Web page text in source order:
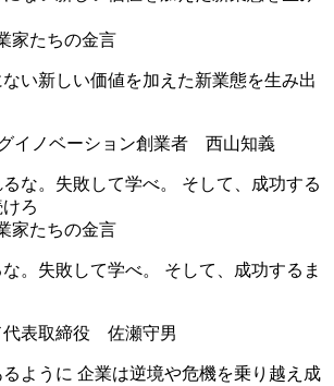
家たちの金言
い新しい価値を加えた新業態を生み出
イノベーション創業者 西山知義
家たちの金言
。失敗して学べ。 そして、成功するま
代表取締役 佐瀬守男